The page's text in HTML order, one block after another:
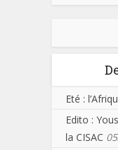
Eté :
Edito :
la CISAC